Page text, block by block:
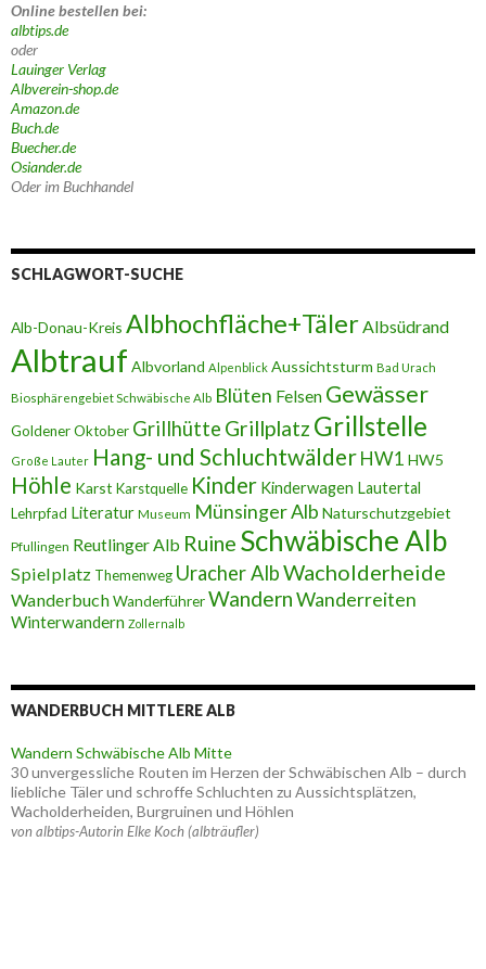
Online bestellen bei:
albtips.de
oder
Lauinger Verlag
Albverein-shop.de
Amazon.de
Buch.de
Buecher.de
Osiander.de
Oder im Buchhandel
SCHLAGWORT-SUCHE
Alb-Donau-Kreis Albhochfläche+TälerAlbsüdrand
Albtrauf Albvorland Alpenblick Aussichtsturm Bad Urach
Biosphärengebiet Schwäbische Alb Blüten Felsen Gewässer
Goldener Oktober Grillhütte Grillplatz Grillstelle
Große Lauter Hang- und SchluchtwälderHW1 HW5
Höhle Karst Karstquelle Kinder Kinderwagen Lautertal
Lehrpfad Literatur Museum Münsinger Alb Naturschutzgebiet
Pfullingen Reutlinger Alb Ruine Schwäbische Alb
Spielplatz Themenweg Uracher AlbWacholderheide
WanderbuchWanderführerWandernWanderreiten
Winterwandern Zollernalb
WANDERBUCH MITTLERE ALB
Wandern Schwäbische Alb Mitte
30 unvergessliche Routen im Herzen der Schwäbischen Alb – durch
liebliche Täler und schroffe Schluchten zu Aussichtsplätzen,
Wacholderheiden, Burgruinen und Höhlen
von albtips-Autorin Elke Koch (albträufler)